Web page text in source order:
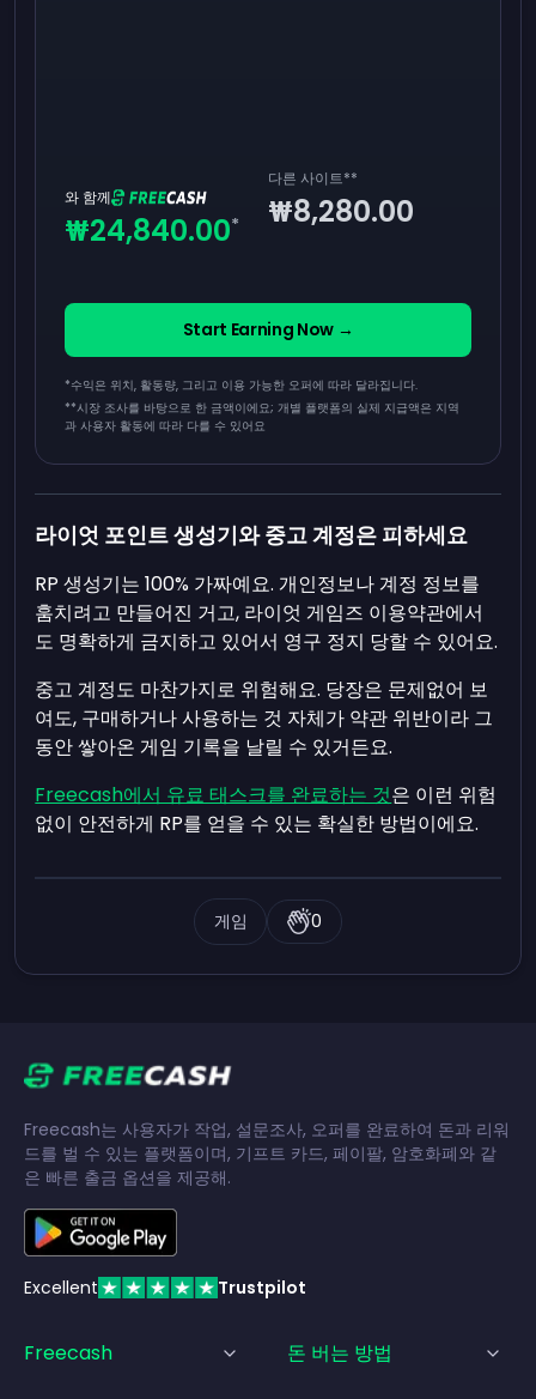
와 함께
₩24,840.00*
다른 사이트**
₩8,280.00
Start Earning Now →
*수익은 위치, 활동량, 그리고 이용 가능한 오퍼에 따라 달라집니다.
**시장 조사를 바탕으로 한 금액이에요; 개별 플랫폼의 실제 지급액은 지역
과 사용자 활동에 따라 다를 수 있어요
라이엇 포인트 생성기와 중고 계정은 피하세요
RP 생성기는 100% 가짜예요. 개인정보나 계정 정보를
훔치려고 만들어진 거고, 라이엇 게임즈 이용약관에서
도 명확하게 금지하고 있어서 영구 정지 당할 수 있어요.
중고 계정도 마찬가지로 위험해요. 당장은 문제없어 보
여도, 구매하거나 사용하는 것 자체가 약관 위반이라 그
동안 쌓아온 게임 기록을 날릴 수 있거든요.
Freecash에서 유료 태스크를 완료하는 것은 이런 위험
없이 안전하게 RP를 얻을 수 있는 확실한 방법이에요.
게임 0
Freecash는 사용자가 작업, 설문조사, 오퍼를 완료하여 돈과 리워
드를 벌 수 있는 플랫폼이며, 기프트 카드, 페이팔, 암호화폐와 같
은 빠른 출금 옵션을 제공해.
Excellent Trustpilot
Freecash 돈 버는 방법